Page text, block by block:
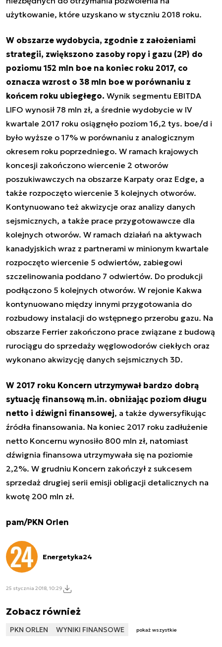
użytkowanie, które uzyskano w styczniu 2018 roku.
W obszarze wydobycia, zgodnie z założeniami
strategii, zwiększono zasoby ropy i gazu (2P) do
poziomu 152 mln boe na koniec roku 2017, co
oznacza wzrost o 38 mln boe w porównaniu z
końcem roku ubiegłego. Wynik segmentu EBITDA
LIFO wynosił 78 mln zł, a średnie wydobycie w IV
kwartale 2017 roku osiągnęło poziom 16,2 tys. boe/d i
było wyższe o 17% w porównaniu z analogicznym
okresem roku poprzedniego. W ramach krajowych
koncesji zakończono wiercenie 2 otworów
poszukiwawczych na obszarze Karpaty oraz Edge, a
także rozpoczęto wiercenie 3 kolejnych otworów.
Kontynuowano też akwizycje oraz analizy danych
sejsmicznych, a także prace przygotowawcze dla
kolejnych otworów. W ramach działań na aktywach
kanadyjskich wraz z partnerami w minionym kwartale
rozpoczęto wiercenie 5 odwiertów, zabiegowi
szczelinowania poddano 7 odwiertów. Do produkcji
podłączono 5 kolejnych otworów. W rejonie Kakwa
kontynuowano między innymi przygotowania do
rozbudowy instalacji do wstępnego przerobu gazu. Na
obszarze Ferrier zakończono prace związane z budową
rurociągu do sprzedaży węglowodorów ciekłych oraz
wykonano akwizycję danych sejsmicznych 3D.
W 2017 roku Koncern utrzymywał bardzo dobrą
sytuację finansową m.in. obniżając poziom długu
netto i dźwigni finansowej, a także dywersyfikując
źródła finansowania. Na koniec 2017 roku zadłużenie
netto Koncernu wynosiło 800 mln zł, natomiast
dźwignia finansowa utrzymywała się na poziomie
2,2%. W grudniu Koncern zakończył z sukcesem
sprzedaż drugiej serii emisji obligacji detalicznych na
kwotę 200 mln zł.
pam/PKN Orlen
Energetyka24
25 stycznia 2018, 10:29
Zobacz również
PKN ORLEN WYNIKI FINANSOWE pokaż wszystkie